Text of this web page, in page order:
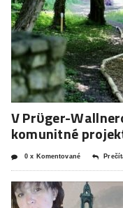
V Prϋger-
komunitné
0 x Komentované